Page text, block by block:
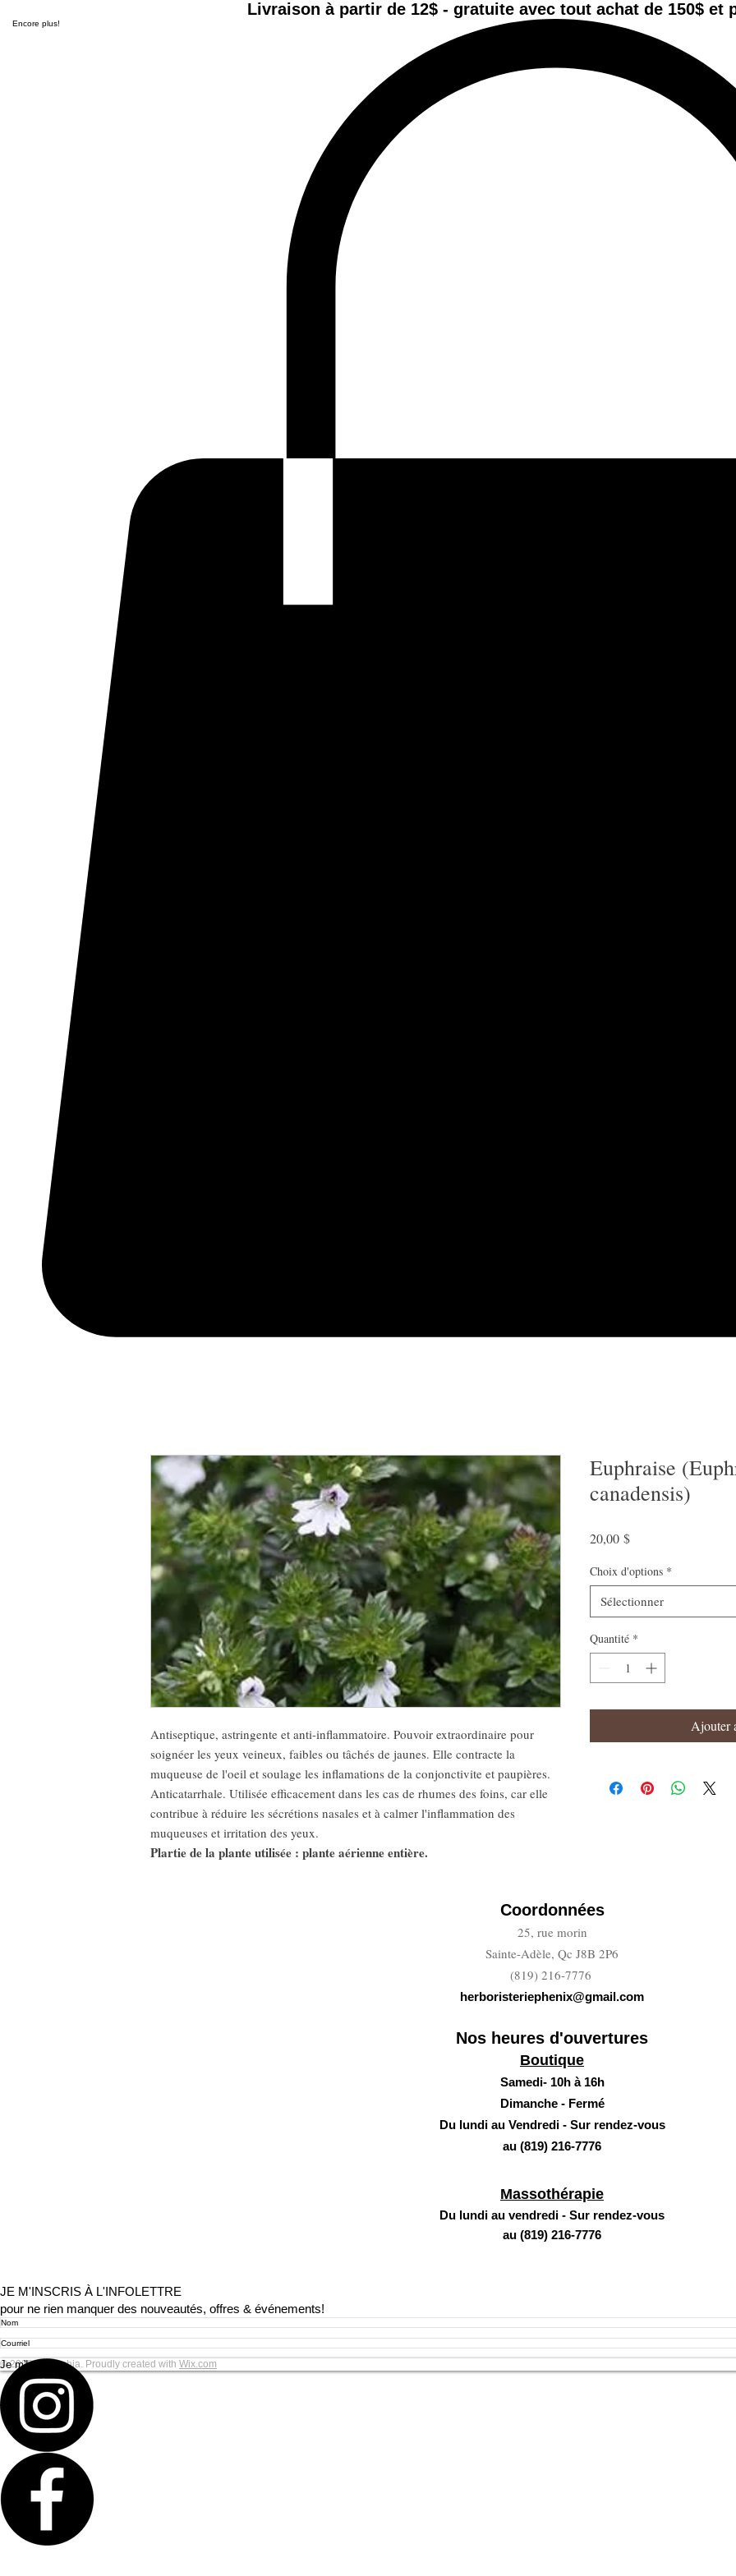
Livraison à partir de 12$ - gratuite avec tout achat de 150$ et
Encore plus!
Antiseptique, astringente et anti-inflammatoire. Pouvoir extraordinaire pour
soignéer les yeux veineux, faibles ou tâchés de jaunes. Elle contracte la
muqueuse de l'oeil et soulage les inflamations de la conjonctivite et paupières.
Anticatarrhale. Utilisée efficacement dans les cas de rhumes des foins, car elle
contribue à réduire les sécrétions nasales et à calmer l'inflammation des
muqueuses et irritation des yeux.
Plartie de la plante utilisée : plante aérienne entière.
Euphraise
canadensis)
20,00 $Prix
Choix d'options *
Sélectionner
Quantité *
Ajouter
Coordonnées
25, rue morin
Sainte-Adèle, Qc J8B 2P6
(819) 216-7776
herboristeriephenix@gmail.com
Nos heures d'ouvertures
Boutique
Samedi- 10h à 16h
Dimanche - Fermé
Du lundi au Vendredi - Sur rendez-vous
au (819) 216-7776
Massothérapie
Du lundi au vendredi - Sur rendez-vous
au (819) 216-7776
JE M'INSCRIS À L'INFOLETTRE
pour ne rien manquer des nouveautés, offres & événements!
Je m'Inscris
© 2023 by Sophia. Proudly created with Wix.com